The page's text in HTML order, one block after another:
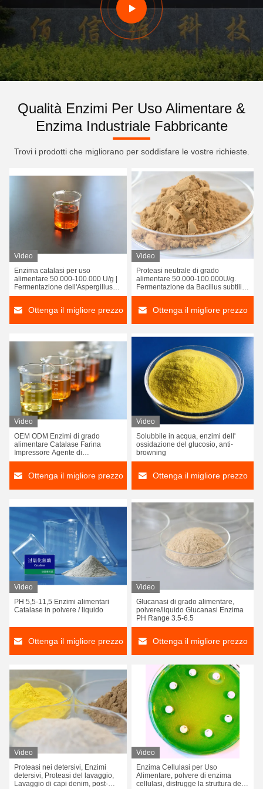
Qualità Enzimi Per Uso Alimentare &
Enzima Industriale Fabbricante
Trovi i prodotti che migliorano per soddisfare le vostre richieste.
Video
Enzima catalasi per uso
alimentare 50.000-100.000 U/g |
Fermentazione dell'Aspergillus
Niger, rimozione dei residui di
forno, uova e bevande | ODM
Ottenga il migliore prezzo
Video
Proteasi neutrale di grado
alimentare 50.000-100.000U/g.
Fermentazione da Bacillus subtilis,
aumento del rendimento per la
lavorazione della carne. ISO22000
Ottenga il migliore prezzo
Video
OEM ODM Enzimi di grado
alimentare Catalase Farina
Impressore Agente di
allentamento
Ottenga il migliore prezzo
Video
Solubbile in acqua, enzimi dell'
ossidazione del glucosio, anti-
browning
Ottenga il migliore prezzo
Video
PH 5,5-11,5 Enzimi alimentari
Catalase in polvere / liquido
Ottenga il migliore prezzo
Video
Glucanasi di grado alimentare,
polvere/liquido Glucanasi Enzima
PH Range 3.5-6.5
Ottenga il migliore prezzo
Video
Proteasi nei detersivi, Enzimi
detersivi, Proteasi del lavaggio,
Lavaggio di capi denim, post-
Video
Enzima Cellulasi per Uso
Alimentare, polvere di enzima
cellulasi, distrugge la struttura delle